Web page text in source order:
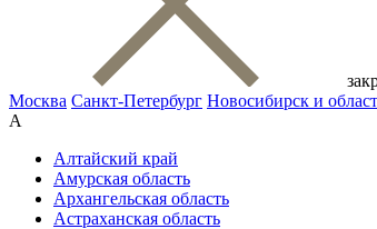
Москва Санкт-Петербург Новосибирск и
А
Алтайский край
Амурская область
Архангельская область
Астраханская область